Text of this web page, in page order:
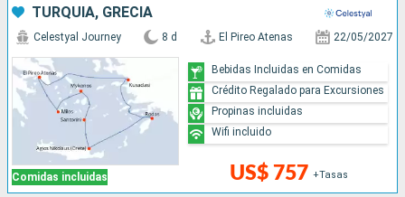
TURQUÍA, GRECIA
Comidas incluidas
Celestyal Journey 8 d El Pireo Atenas 22/05/2027
US$ 757 +Tasas
Bebidas Incluidas en Comidas
Crédito Regalado para Excursiones
Propinas incluidas
Wifi incluido